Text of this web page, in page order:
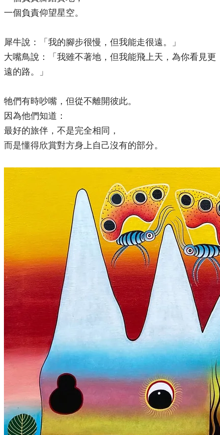
一個負責仰望星空。
犀牛說：「我的腳步很慢，但我能走很遠。」
大嘴鳥說：「我雖不著地，但我能飛上天，為你看見更
遠的路。」
牠們有時吵嘴，但從不離開彼此。
因為他們知道：
最好的旅伴，不是完全相同，
而是懂得欣賞對方身上自己沒有的部分。